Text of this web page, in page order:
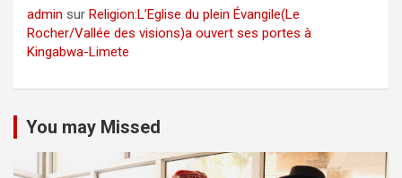
admin sur Religion:L’Eglise du plein Évangile(Le
Rocher/Vallée des visions)a ouvert ses portes à
Kingabwa-Limete
You may Missed